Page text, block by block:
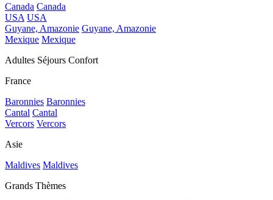
Canada Canada
USA USA
Guyane, Amazonie Guyane, Amazonie
Mexique Mexique
Adultes Séjours Confort
France
Baronnies Baronnies
Cantal Cantal
Vercors Vercors
Asie
Maldives Maldives
Grands Thèmes